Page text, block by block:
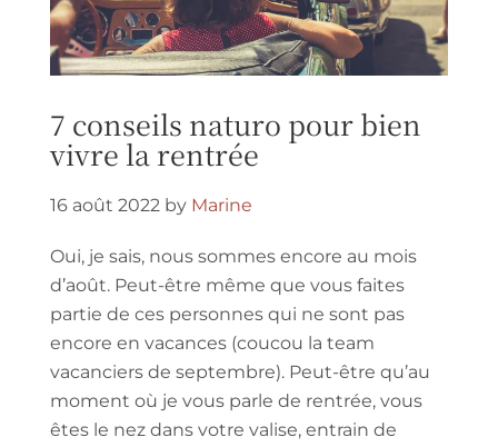
7 conseils naturo pour bien
vivre la rentrée
16 août 2022 by Marine
Oui, je sais, nous sommes encore au mois
d’août. Peut-être même que vous faites
partie de ces personnes qui ne sont pas
encore en vacances (coucou la team
vacanciers de septembre). Peut-être qu’au
moment où je vous parle de rentrée, vous
êtes le nez dans votre valise, entrain de